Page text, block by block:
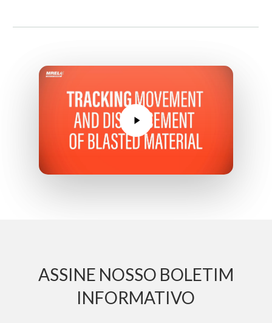
Reproduzir
ASSINE NOSSO BOLETIM
INFORMATIVO